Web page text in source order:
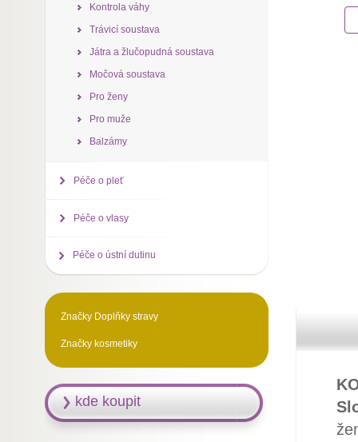
Kontrola váhy
Trávicí soustava
Játra a žlučopudná soustava
Močová soustava
Pro ženy
Pro muže
Balzámy
Péče o pleť
Péče o vlasy
Péče o ústní dutinu
Značky Doplňky stravy
Značky kosmetiky
kde koupit